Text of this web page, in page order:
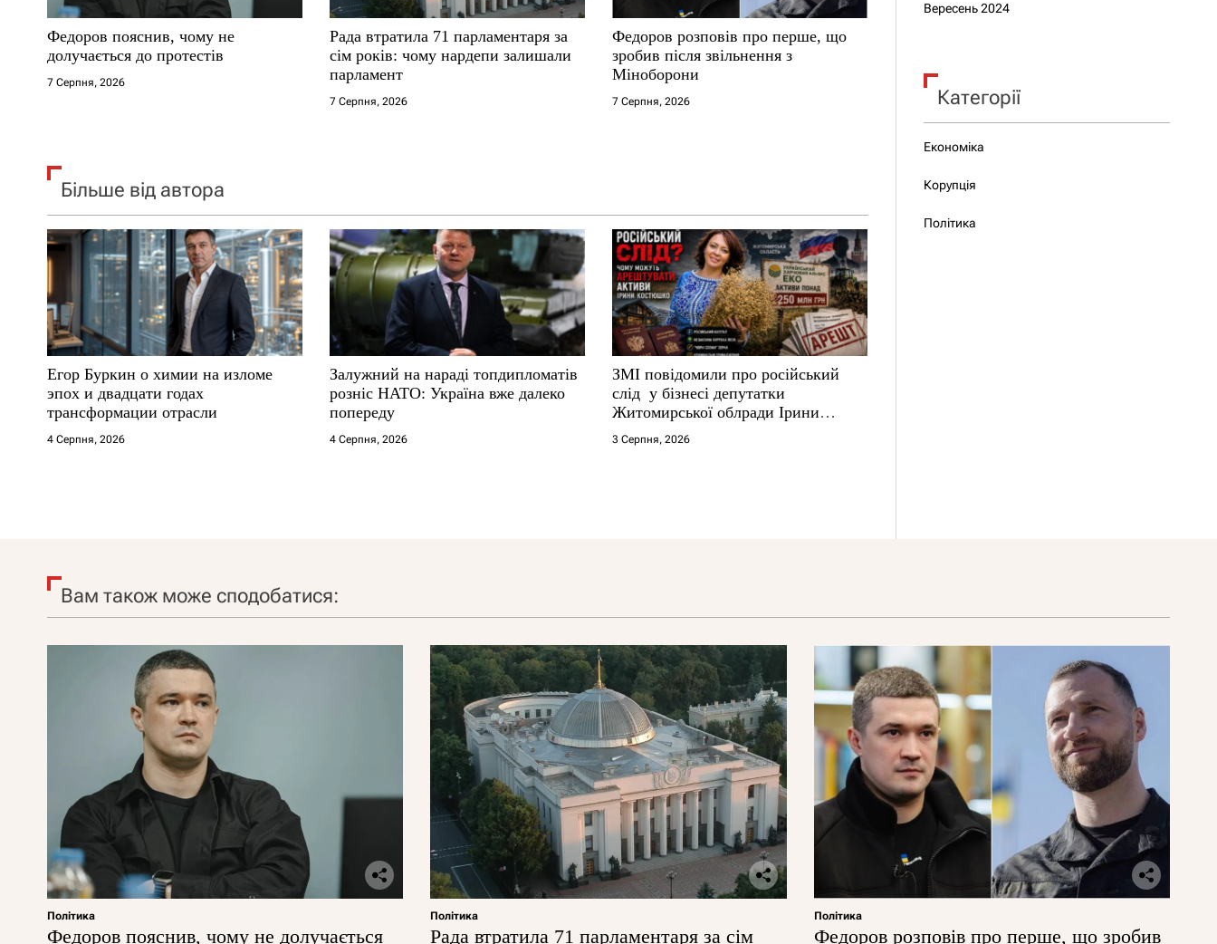
с
і
в
Федоров пояснив, чому не
долучається до протестів
7 Серпня, 2026
Рада втратила 71 парламентаря за
сім років: чому нардепи залишали
парламент
7 Серпня, 2026
Федоров розповів про перше, що
зробив після звільнення з
Міноборони
7 Серпня, 2026
Більше від автора
Егор Буркин о химии на изломе
эпох и двадцати годах
трансформации отрасли
4 Серпня, 2026
Залужний на нараді топдипломатів
розніс НАТО: Україна вже далеко
попереду
4 Серпня, 2026
ЗМІ повідомили про російський
слід у бізнесі депутатки
Житомирської облради Ірини
Костюшко та чому можуть
арештувати її активи
3 Серпня, 2026
Вересень 2024
Категорії
Економіка
Корупція
Політика
Вам також може сподобатися:
Політика
Федоров пояснив, чому не долучається
Політика
Рада втратила 71 парламентаря за сім
Політика
Федоров розповів про перше, що зробив